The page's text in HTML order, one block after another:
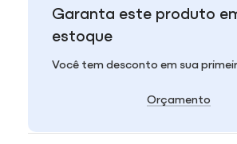
Garanta este produto
estoque
Você tem desconto em sua
Orçamento